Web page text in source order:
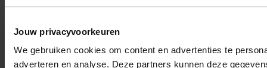
Jouw privacyvoorkeuren
We gebruiken cookies om content en advertenties te
adverteren en analyse. Deze partners kunnen deze